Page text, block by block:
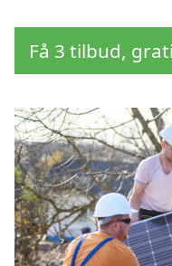
Få 3 tilbud,